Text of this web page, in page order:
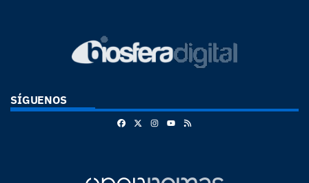
SÍGUENOS
FacebookInstagram